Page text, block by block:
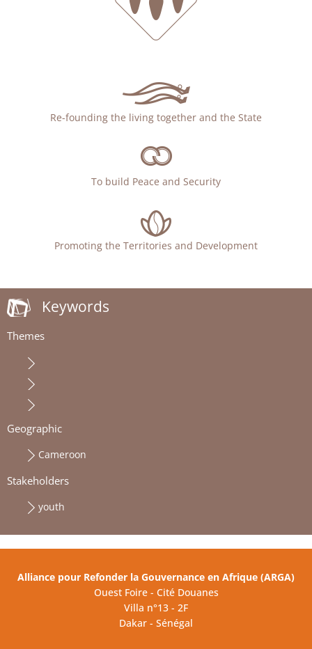
Re-founding the living together and the State
To build Peace and Security
Promoting the Territories and Development
Keywords
Themes
Geographic
Cameroon
Stakeholders
youth
Alliance pour Refonder la Gouvernance en Afrique (ARGA)
Ouest Foire - Cité Douanes
Villa n°13 - 2F
Dakar - Sénégal